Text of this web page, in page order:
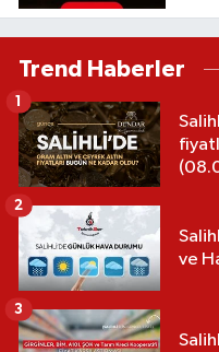
Trend Haberler
1
ve
2
3